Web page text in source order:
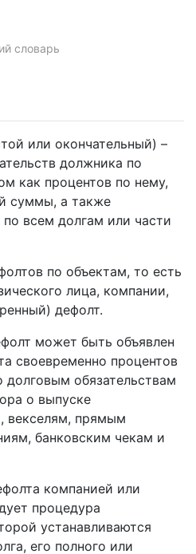
словарь
или окончательный) –
должника по
как процентов по нему,
суммы, а также
по всем долгам или части
по объектам, то есть
лица, компании,
дефолт.
может быть объявлен
своевременно процентов
долговым обязательствам
о выпуске
векселям, прямым
банковским чекам и
компанией или
процедура
устанавливаются
его полного или